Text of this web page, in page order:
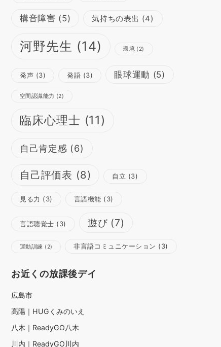
構音障害 (5) 気持ちの表出 (4)
河野先生 (14) 環境(2)
発声 (3) 発語 (3) 眼球運動 (5)
空間認識能力 (2)
臨床心理士 (11)
自己肯定感 (6)
自己評価表 (8) 自立 (3)
見る力 (3) 言語機能 (3)
言語聴覚士 (3) 遊び(7)
運動訓練 (2) 非言語コミュニケーション (3)
お近くの放課後デイ
広島市
高陽｜HUGくみのいえ
八木｜ReadyGO八木
川内｜ReadyGO川内